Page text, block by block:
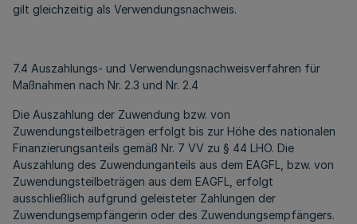
gilt gleichzeitig als Verwendungsnachweis.
7.4 Auszahlungs- und Verwendungsnachweisverfahren für
Maßnahmen nach Nr. 2.3 und Nr. 2.4
Die Auszahlung der Zuwendung bzw. von
Zuwendungsteilbeträgen erfolgt bis zur Höhe des nationalen
Finanzierungsanteils gemäß Nr. 7 VV zu § 44 LHO. Die
Auszahlung des Zuwendunganteils aus dem EAGFL, bzw. von
Zuwendungsteilbeträgen aus dem EAGFL, erfolgt
ausschließlich aufgrund geleisteter Zahlungen der
Zuwendungsempfängerin oder des Zuwendungsempfängers.